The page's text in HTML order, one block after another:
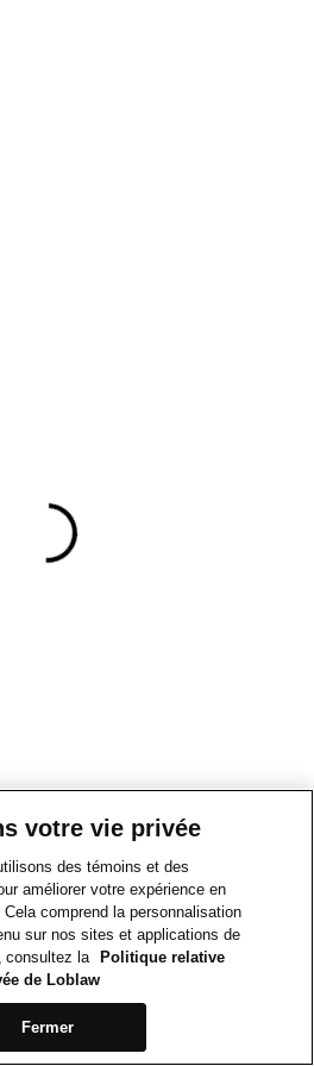
votre vie privée
des témoins et des
améliorer votre expérience en
comprend la personnalisation
sur nos sites et applications de
consultez la
Politique relative
de Loblaw
Fermer